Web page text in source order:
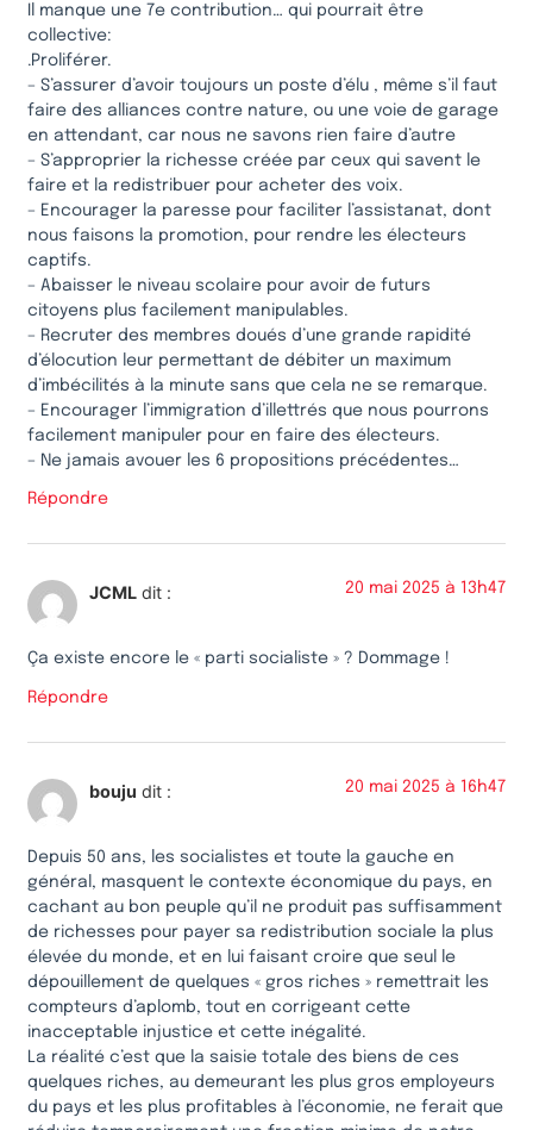
Il manque une 7e contribution… qui pourrait être
collective:
.Proliférer.
– S’assurer d’avoir toujours un poste d’élu , même s’il faut
faire des alliances contre nature, ou une voie de garage
en attendant, car nous ne savons rien faire d’autre
– S’approprier la richesse créée par ceux qui savent le
faire et la redistribuer pour acheter des voix.
– Encourager la paresse pour faciliter l’assistanat, dont
nous faisons la promotion, pour rendre les électeurs
captifs.
– Abaisser le niveau scolaire pour avoir de futurs
citoyens plus facilement manipulables.
– Recruter des membres doués d’une grande rapidité
d’élocution leur permettant de débiter un maximum
d’imbécilités à la minute sans que cela ne se remarque.
– Encourager l’immigration d’illettrés que nous pourrons
facilement manipuler pour en faire des électeurs.
– Ne jamais avouer les 6 propositions précédentes…
Répondre
JCML dit : 20 mai 2025 à 13h47
Ça existe encore le « parti socialiste » ? Dommage !
Répondre
bouju dit : 20 mai 2025 à 16h47
Depuis 50 ans, les socialistes et toute la gauche en
général, masquent le contexte économique du pays, en
cachant au bon peuple qu’il ne produit pas suffisamment
de richesses pour payer sa redistribution sociale la plus
élevée du monde, et en lui faisant croire que seul le
dépouillement de quelques « gros riches » remettrait les
compteurs d’aplomb, tout en corrigeant cette
inacceptable injustice et cette inégalité.
La réalité c’est que la saisie totale des biens de ces
quelques riches, au demeurant les plus gros employeurs
du pays et les plus profitables à l’économie, ne ferait que